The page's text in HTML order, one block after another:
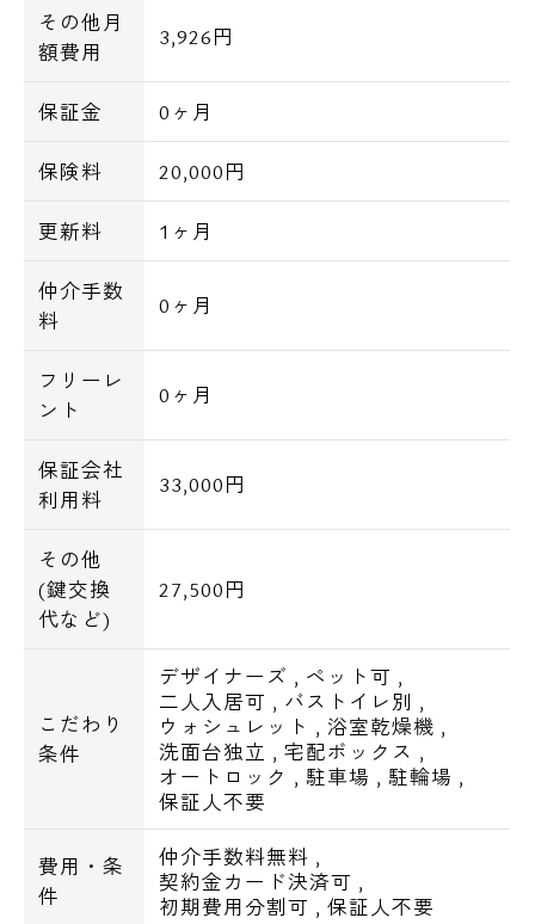
その他月
額費用
3,926円
保証金 0ヶ月
保険料 20,000円
更新料 1ヶ月
仲介手数
料
0ヶ月
フリーレ
ント
0ヶ月
保証会社
利用料
33,000円
その他
(鍵交換
代など)
27,500円
こだわり
条件
デザイナーズ , ペット可 ,
二人入居可 , バストイレ別 ,
ウォシュレット , 浴室乾燥機 ,
洗面台独立 ,宅配ボックス ,
オートロック , 駐車場 , 駐輪場 ,
保証人不要
費用・条
件
仲介手数料無料 ,
契約金カード決済可 ,
初期費用分割可 , 保証人不要